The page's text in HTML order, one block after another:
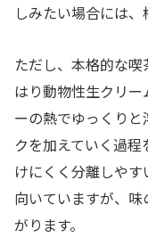
しみたい場合には、
ただし、本格的な
はり動物性生クリ
ーの熱でゆっくり
クを加えていく過
けにくく分離しや
向いていますが、
がります。